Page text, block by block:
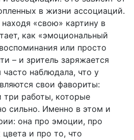
в жизни ассоциаций.
«свою» картину в
как «эмоциональный
или просто
– и зритель заряжается
наблюдала, что у
свои фавориты:
три работы, которые
сильно. Именно в этом и
она про эмоции, про
и про то, что